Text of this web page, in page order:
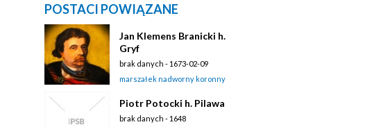
POSTACI POWIĄZANE
Jan Klemens Branicki h.
Gryf
brak danych - 1673-02-09
marszałek nadworny koronny
Piotr Potocki h. Pilawa
brak danych - 1648